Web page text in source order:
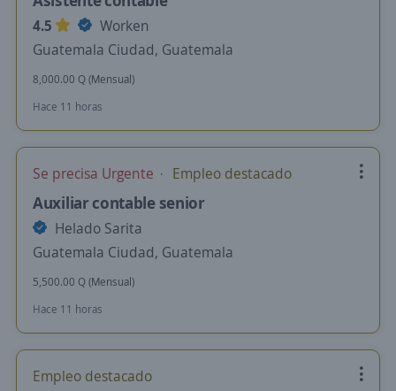
4.5
Worken
Guatemala Ciudad, Guatemala
8,000.00 Q (Mensual)
Hace 11 horas
Se precisa Urgente Empleo destacado
Auxiliar contable senior
Helado Sarita
Guatemala Ciudad, Guatemala
5,500.00 Q (Mensual)
Hace 11 horas
Empleo destacado